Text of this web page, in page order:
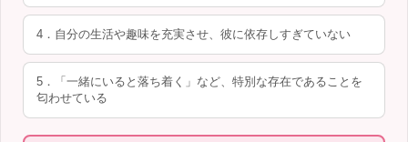
4．自分の生活や趣味を充実させ、彼に依存しすぎていない
5．「一緒にいると落ち着く」など、特別な存在であることを
匂わせている